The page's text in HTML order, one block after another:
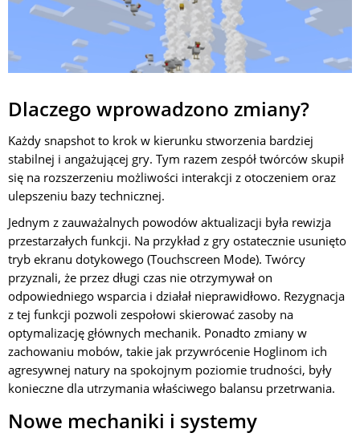
Dlaczego wprowadzono zmiany?
Każdy snapshot to krok w kierunku stworzenia bardziej
stabilnej i angażującej gry. Tym razem zespół twórców skupił
się na rozszerzeniu możliwości interakcji z otoczeniem oraz
ulepszeniu bazy technicznej.
Jednym z zauważalnych powodów aktualizacji była rewizja
przestarzałych funkcji. Na przykład z gry ostatecznie usunięto
tryb ekranu dotykowego (Touchscreen Mode). Twórcy
przyznali, że przez długi czas nie otrzymywał on
odpowiedniego wsparcia i działał nieprawidłowo. Rezygnacja
z tej funkcji pozwoli zespołowi skierować zasoby na
optymalizację głównych mechanik. Ponadto zmiany w
zachowaniu mobów, takie jak przywrócenie Hoglinom ich
agresywnej natury na spokojnym poziomie trudności, były
konieczne dla utrzymania właściwego balansu przetrwania.
Nowe mechaniki i systemy